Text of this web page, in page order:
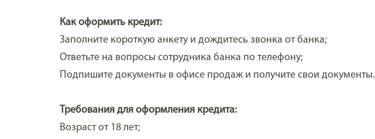
Как оформить кредит:
Заполните короткую анкету и дождитесь звонка от банка;
Ответьте на вопросы сотрудника банка по телефону;
Подпишите документы в офисе продаж и получите свои документы.
Требования для оформления кредита:
Возраст от 18 лет;